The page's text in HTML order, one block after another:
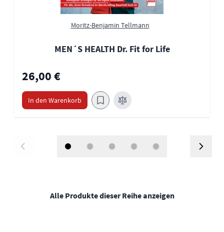
Moritz-Benjamin Tellmann
MEN´S HEALTH Dr. Fit for Life
26,00 €
In den Warenkorb
Alle Produkte dieser Reihe anzeigen